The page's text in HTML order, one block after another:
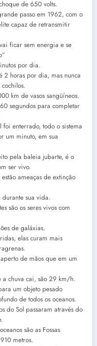
de 650 volts.
passo em 1962, com o
capaz de retransmitir
ficar sem energia e se
por dia.
2 horas por dia, mas nunca
km de vasos sangüíneos.
segundos para completar
enterrado, todo o sistema
um minuto, em sua
pela baleia jubarte, é o
ser vivo.
ameaças de extinção
sua vida.
são os seres vivos com
de galáxias.
elas curam mais
de mãos que em um
chuva cai, são 29 km/h.
um objeto pesado
de todos os oceanos.
do Sol passaram através do
são as Fossas
metros.